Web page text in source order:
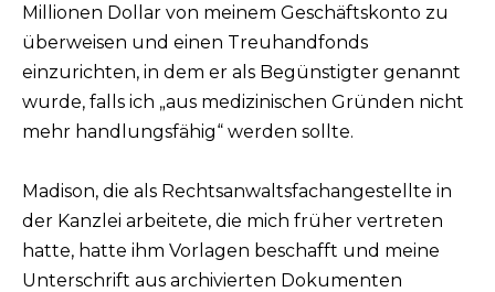
Millionen Dollar von meinem Geschäftskonto zu
überweisen und einen Treuhandfonds
einzurichten, in dem er als Begünstigter genannt
wurde, falls ich „aus medizinischen Gründen nicht
mehr handlungsfähig“ werden sollte.
Madison, die als Rechtsanwaltsfachangestellte in
der Kanzlei arbeitete, die mich früher vertreten
hatte, hatte ihm Vorlagen beschafft und meine
Unterschrift aus archivierten Dokumenten